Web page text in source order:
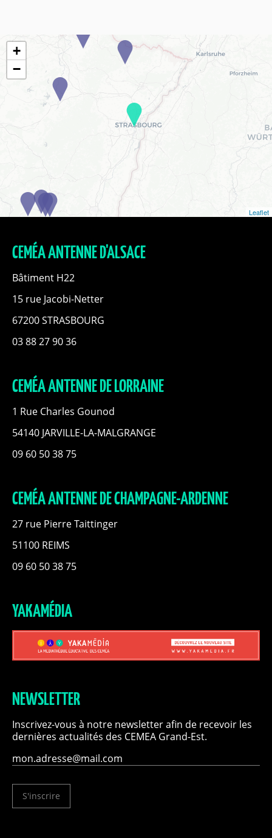
+
−
Leaflet
CEMÉA ANTENNE D'ALSACE
Bâtiment H22
15 rue Jacobi-Netter
67200 STRASBOURG
03 88 27 90 36
CEMÉA ANTENNE DE LORRAINE
1 Rue Charles Gounod
54140 JARVILLE-LA-MALGRANGE
09 60 50 38 75
CEMÉA ANTENNE DE CHAMPAGNE-ARDENNE
27 rue Pierre Taittinger
51100 REIMS
09 60 50 38 75
YAKAMÉDIA
NEWSLETTER
Inscrivez-vous à notre newsletter afin de recevoir les
dernières actualités des CEMEA Grand-Est.
S'inscrire